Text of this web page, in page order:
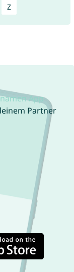
Z
App
Partner